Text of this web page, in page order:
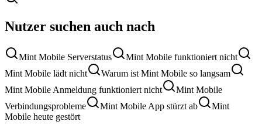
Nutzer suchen auch nach
Mint Mobile Serverstatus
Mint Mobile funktioniert nicht
Mint Mobile lädt nicht
Warum ist Mint Mobile so langsam
Mint Mobile Anmeldung funktioniert nicht
Mint Mobile
Verbindungsprobleme
Mint Mobile App stürzt ab
Mint
Mobile heute gestört